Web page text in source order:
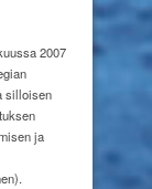
2007
silloisen
ja